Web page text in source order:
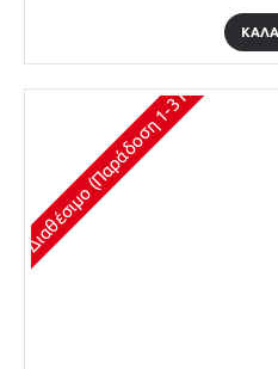
Διαθέσιμο (Παράδοση 1-3 Ημέρες)